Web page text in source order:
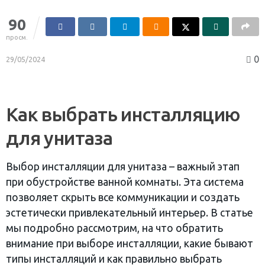
90
просм.
29/05/2024 0
Как выбрать инсталляцию
для унитаза
Выбор инсталляции для унитаза – важный этап
при обустройстве ванной комнаты. Эта система
позволяет скрыть все коммуникации и создать
эстетически привлекательный интерьер. В статье
мы подробно рассмотрим, на что обратить
внимание при выборе инсталляции, какие бывают
типы инсталляций и как правильно выбрать